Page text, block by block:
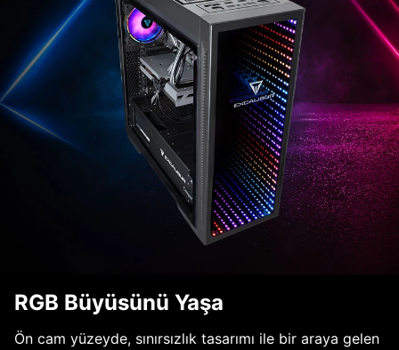
RGB Büyüsünü Yaşa
Ön cam yüzeyde, sınırsızlık tasarımı ile bir araya gelen